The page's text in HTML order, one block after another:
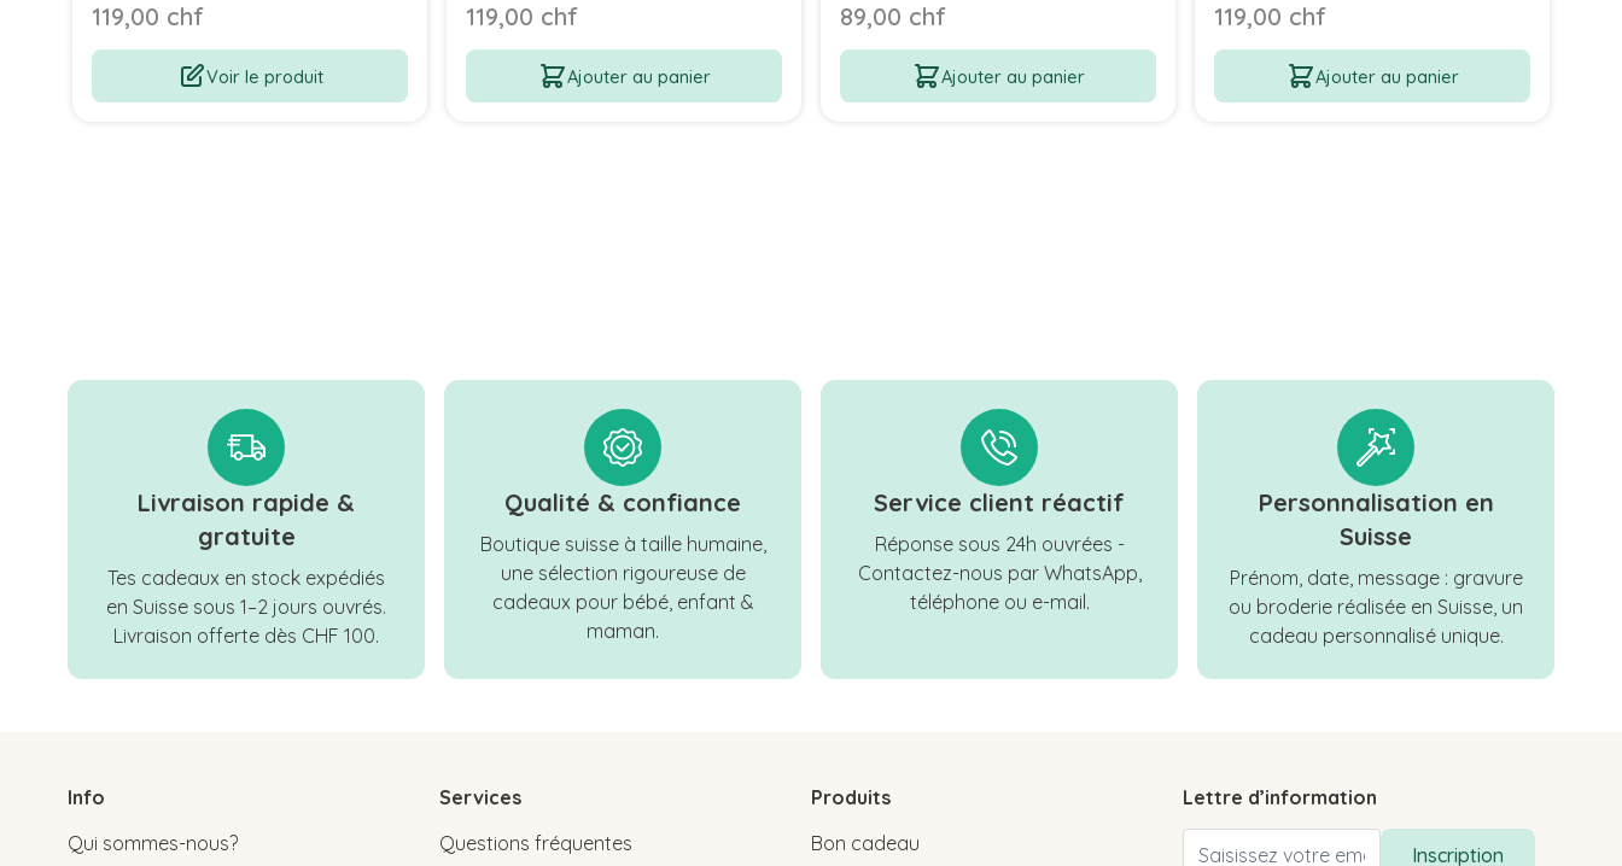
119,00 chf
Voir le produit
119,00 chf
Ajouter au panier
89,00 chf
Ajouter au panier
119,00 chf
Ajouter au panier
Livraison rapide &
gratuite
Tes cadeaux en stock expédiés
en Suisse sous 1–2 jours ouvrés.
Livraison offerte dès CHF 100.
Qualité & confiance
Boutique suisse à taille humaine,
une sélection rigoureuse de
cadeaux pour bébé, enfant &
maman.
Service client réactif
Réponse sous 24h ouvrées -
Contactez-nous par WhatsApp,
téléphone ou e-mail.
Personnalisation en
Suisse
Prénom, date, message : gravure
ou broderie réalisée en Suisse, un
cadeau personnalisé unique.
Info
Qui sommes-nous?
Services
Questions fréquentes
Produits
Bon cadeau
Lettre d’information
Adresse email
Inscription